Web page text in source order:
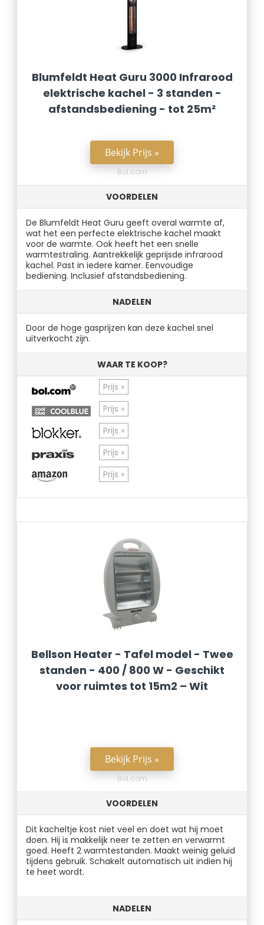
Blumfeldt Heat Guru 3000 Infrarood
elektrische kachel - 3 standen -
afstandsbediening - tot 25m²
Bekijk Prijs »
Bol.com
VOORDELEN
De Blumfeldt Heat Guru geeft overal warmte af,
wat het een perfecte elektrische kachel maakt
voor de warmte. Ook heeft het een snelle
warmtestraling. Aantrekkelijk geprijsde infrarood
kachel. Past in iedere kamer. Eenvoudige
bediening. Inclusief afstandsbediening.
NADELEN
Door de hoge gasprijzen kan deze kachel snel
uitverkocht zijn.
WAAR TE KOOP?
Prijs »
Prijs »
Prijs »
Prijs »
Prijs »
Bellson Heater - Tafel model - Twee
standen - 400 / 800 W - Geschikt
voor ruimtes tot 15m2 – Wit
Bekijk Prijs »
Bol.com
VOORDELEN
Dit kacheltje kost niet veel en doet wat hij moet
doen. Hij is makkelijk neer te zetten en verwarmt
goed. Heeft 2 warmtestanden. Maakt weinig geluid
tijdens gebruik. Schakelt automatisch uit indien hij
te heet wordt.
NADELEN